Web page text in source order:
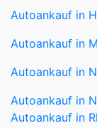
Autoankauf in
Autoankauf in
Autoankauf in
Autoankauf in
Autoankauf in